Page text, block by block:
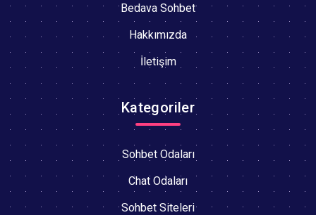
Bedava Sohbet
Hakkımızda
İletişim
Kategoriler
Sohbet Odaları
Chat Odaları
Sohbet Siteleri